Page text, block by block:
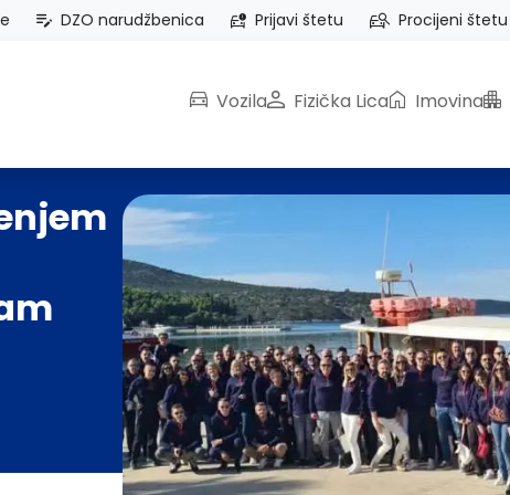
DZO narudžbenica Prijavi štetu Procijeni štetu
Vozila Fizička Lica Imovina